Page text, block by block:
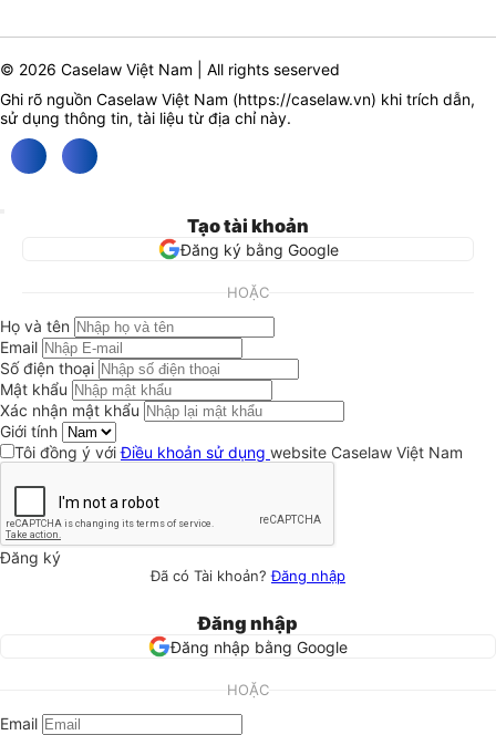
© 2026 Caselaw Việt Nam | All rights seserved
Ghi rõ nguồn Caselaw Việt Nam (https://caselaw.vn) khi trích dẫn,
sử dụng thông tin, tài liệu từ địa chỉ này.
Tạo tài khoản
Đăng ký bằng Google
HOẶC
Họ và tên
Email
Số điện thoại
Mật khẩu
Xác nhận mật khẩu
Giới tính
Tôi đồng ý vớiĐiều khoản sử dụng website Caselaw Việt Nam
Đăng ký
Đã có Tài khoản?Đăng nhập
Đăng nhập
Đăng nhập bằng Google
HOẶC
Email